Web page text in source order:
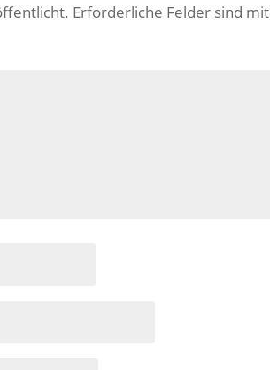
Erforderliche Felder sind mit